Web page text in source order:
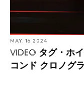
MAY. 16 2024
VIDEO タグ・ホ
コンド クロノグ